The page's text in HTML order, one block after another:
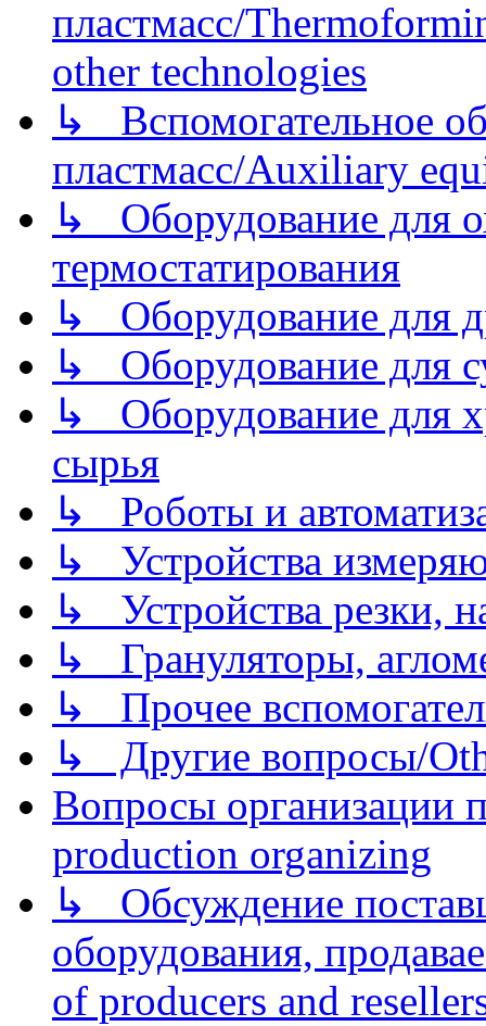
пластмасс/
other technologies
↳ Вспомогательное
пластмасс/Auxiliary
↳ Оборудование для
термостатирования
↳ Оборудование для
↳ Оборудование для
↳ Оборудование для
сырья
↳ Роботы и
↳ Устройства
↳ Устройства резки,
↳ Грануляторы,
↳ Прочее
↳ Другие вопросы/
Вопросы организации
production organizing
↳ Обсуждение
оборудования,
of producers and